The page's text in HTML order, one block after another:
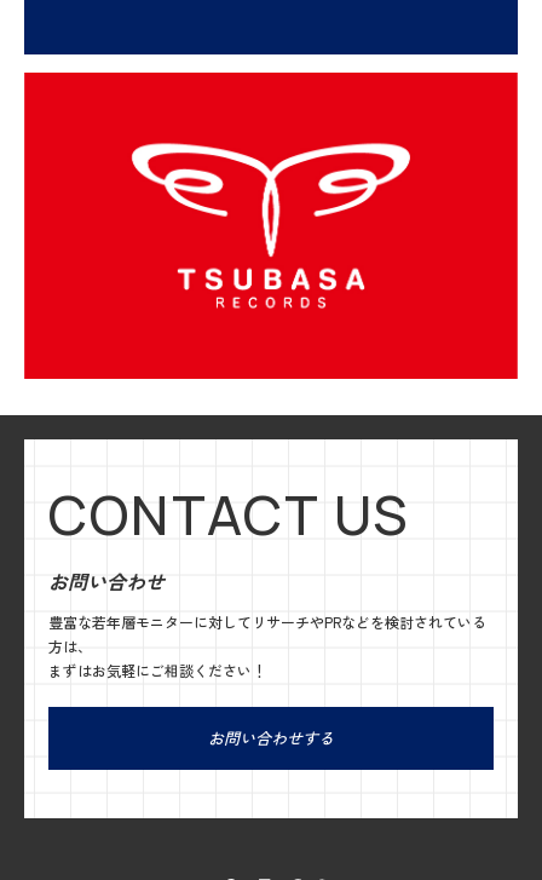
CONTACT US
お問い合わせ
豊富な若年層モニターに対してリサーチやPRなどを検討されている
方は、
まずはお気軽にご相談ください！
お問い合わせする